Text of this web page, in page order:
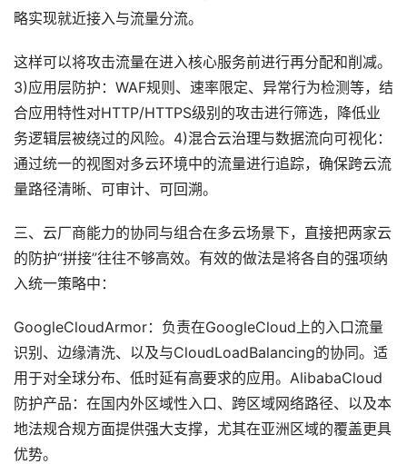
略实现就近接入与流量分流。
这样可以将攻击流量在进入核心服务前进行再分配和削减。
3)应用层防护：WAF规则、速率限定、异常行为检测等，结
合应用特性对HTTP/HTTPS级别的攻击进行筛选，降低业
务逻辑层被绕过的风险。4)混合云治理与数据流向可视化：
通过统一的视图对多云环境中的流量进行追踪，确保跨云流
量路径清晰、可审计、可回溯。
三、云厂商能力的协同与组合在多云场景下，直接把两家云
的防护“拼接”往往不够高效。有效的做法是将各自的强项纳
入统一策略中：
GoogleCloudArmor：负责在GoogleCloud上的入口流量
识别、边缘清洗、以及与CloudLoadBalancing的协同。适
用于对全球分布、低时延有高要求的应用。AlibabaCloud
防护产品：在国内外区域性入口、跨区域网络路径、以及本
地法规合规方面提供强大支撑，尤其在亚洲区域的覆盖更具
优势。